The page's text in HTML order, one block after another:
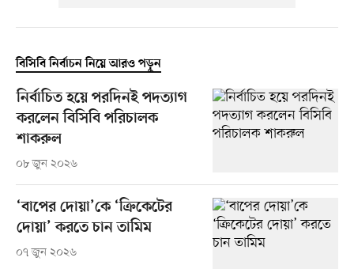
বিসিবি নির্বাচন নিয়ে আরও পড়ুন
নির্বাচিত হয়ে পরদিনই পদত্যাগ
করলেন বিসিবি পরিচালক
শাকরুল
০৮ জুন ২০২৬
‘বাপের দোয়া’কে ‘ক্রিকেটের
দোয়া’ করতে চান তামিম
০৭ জুন ২০২৬